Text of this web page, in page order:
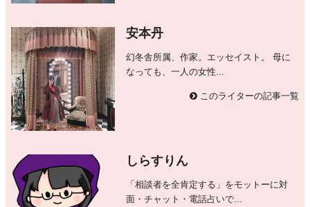
安本丹
幻冬舎所属、作家。エッセイスト。 母に
なっても、一人の女性...
このライターの記事一覧
しらすりん
「相談者を全肯定する」をモットーに対
面・チャット・電話占いで...